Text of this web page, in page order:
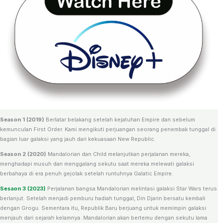
Season 1 (2019) Berlatar belakang setelah kejatuhan Empire dan sebelum
kemunculan First Order. Kami mengikuti perjuangan seorang penembak tunggal di
bagian luar galaksi yang jauh dari kekuasaan New Republic.
Season 2 (2020) Mandalorian dan Child melanjutkan perjalanan mereka,
menghadapi musuh dan menggalang sekutu saat mereka melewati galaksi
berbahaya di era penuh gejolak setelah runtuhnya Galatic Empire.
Sesaon 3 (2023) Perjalanan bangsa Mandalorian melintasi galaksi Star Wars terus
berlanjut. Setelah menjadi pemburu hadiah tunggal, Din Djarin bersatu kembali
dengan Grogu. Sementara itu, Republik Baru berjuang untuk memimpin galaksi
menjauh dari sejarah kelamnya. Mandalorian akan bertemu dengan sekutu lama